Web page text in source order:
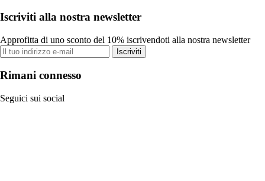
Iscriviti alla nostra newsletter
Approfitta di uno sconto del 10% iscrivendoti alla nostra newsletter
Iscriviti
Rimani connesso
Seguici sui social